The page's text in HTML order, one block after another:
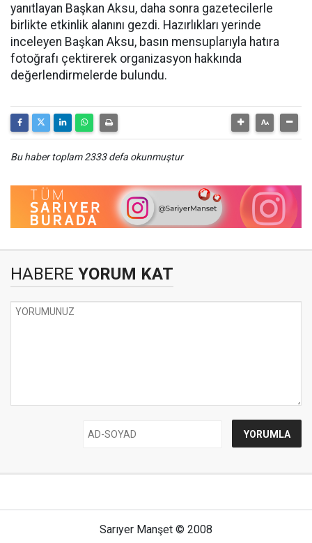
yanıtlayan Başkan Aksu, daha sonra gazetecilerle
birlikte etkinlik alanını gezdi. Hazırlıkları yerinde
inceleyen Başkan Aksu, basın mensuplarıyla hatıra
fotoğrafı çektirerek organizasyon hakkında
değerlendirmelerde bulundu.
Bu haber toplam 2333 defa okunmuştur
HABERE YORUM KAT
Sarıyer Manşet © 2008